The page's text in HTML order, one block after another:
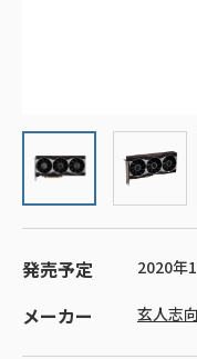
発売予定 2020年
メーカー 玄人志向